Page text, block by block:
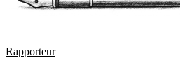
Rapporteur